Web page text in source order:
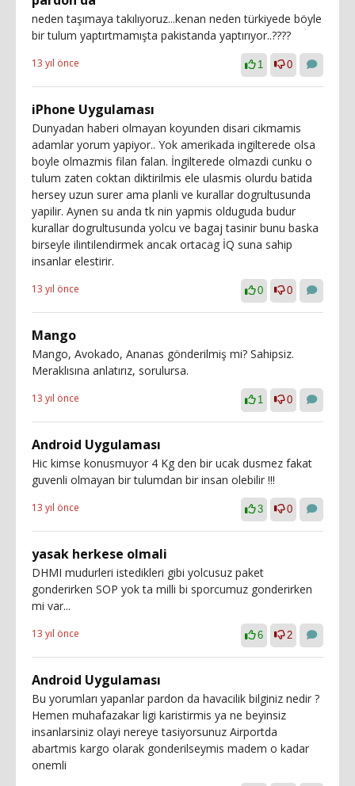
neden taşımaya takılıyoruz...kenan neden türkiyede böyle
bir tulum yaptırtmamışta pakistanda yaptırıyor..????
13 yıl önce 1 0
iPhone Uygulaması
Dunyadan haberi olmayan koyunden disari cikmamis
adamlar yorum yapiyor.. Yok amerikada ingilterede olsa
boyle olmazmis filan falan. İngilterede olmazdi cunku o
tulum zaten coktan diktirilmis ele ulasmis olurdu batida
hersey uzun surer ama planli ve kurallar dogrultusunda
yapilir. Aynen su anda tk nin yapmis olduguda budur
kurallar dogrultusunda yolcu ve bagaj tasinir bunu baska
birseyle ilintilendirmek ancak ortacag İQ suna sahip
insanlar elestirir.
13 yıl önce 0 0
Mango
Mango, Avokado, Ananas gönderilmiş mi? Sahipsiz.
Meraklısına anlatırız, sorulursa.
13 yıl önce 1 0
Android Uygulaması
Hic kimse konusmuyor 4 Kg den bir ucak dusmez fakat
guvenli olmayan bir tulumdan bir insan olebilir !!!
13 yıl önce 3 0
yasak herkese olmali
DHMI mudurleri istedikleri gibi yolcusuz paket
gonderirken SOP yok ta milli bi sporcumuz gonderirken
mi var...
13 yıl önce 6 2
Android Uygulaması
Bu yorumları yapanlar pardon da havacilik bilginiz nedir ?
Hemen muhafazakar ligi karistirmis ya ne beyinsiz
insanlarsiniz olayi nereye tasiyorsunuz Airportda
abartmis kargo olarak gonderilseymis madem o kadar
onemli